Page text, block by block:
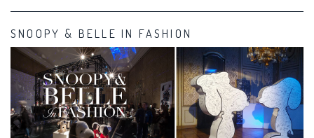
SNOOPY & BELLE IN FASHION